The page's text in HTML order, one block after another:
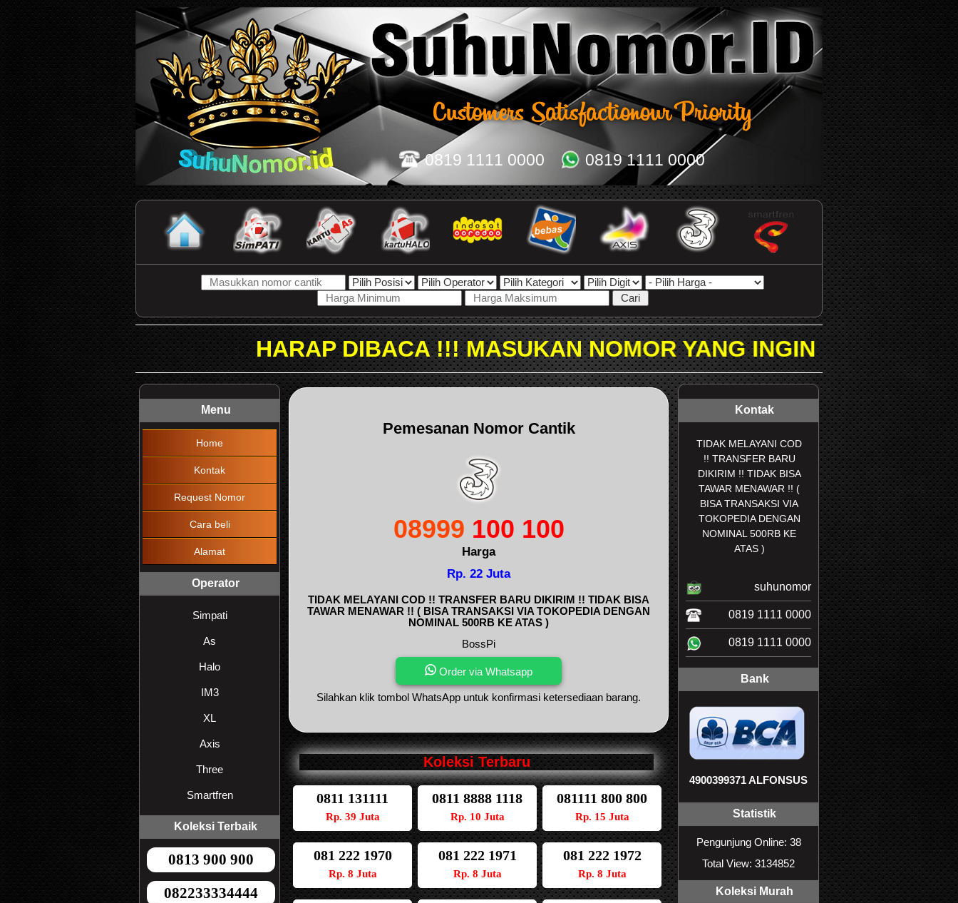
0819 1111 0000 0819 1111 0000
HARAP DIBACA !!! MASUKAN NOMOR YANG INGIN DICARI PADA KOLOM
Menu
Home
Kontak
Request Nomor
Cara beli
Alamat
Operator
Simpati
As
Halo
IM3
XL
Axis
Three
Smartfren
Koleksi Terbaik
0813 900 900
082233334444
Pemesanan Nomor Cantik
08999 100 100
Harga
Rp. 22 Juta
TIDAK MELAYANI COD !! TRANSFER BARU DIKIRIM !! TIDAK BISA
TAWAR MENAWAR !! ( BISA TRANSAKSI VIA TOKOPEDIA DENGAN
NOMINAL 500RB KE ATAS )
BossPi
Order via Whatsapp
Silahkan klik tombol WhatsApp untuk konfirmasi ketersediaan barang.
Koleksi Terbaru
0811 131111
Rp. 39 Juta
0811 8888 1118
Rp. 10 Juta
081111 800 800
Rp. 15 Juta
081 222 1970
Rp. 8 Juta
081 222 1971
Rp. 8 Juta
081 222 1972
Rp. 8 Juta
Kontak
TIDAK MELAYANI COD
!! TRANSFER BARU
DIKIRIM !! TIDAK BISA
TAWAR MENAWAR !! (
BISA TRANSAKSI VIA
TOKOPEDIA DENGAN
NOMINAL 500RB KE
ATAS )
suhunomor
0819 1111 0000
0819 1111 0000
Bank
4900399371 ALFONSUS
Statistik
Pengunjung Online: 38
Total View: 3134852
Koleksi Murah